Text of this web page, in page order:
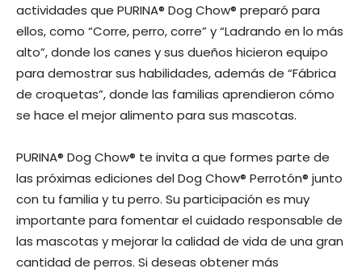
actividades que PURINA® Dog Chow® preparó para
ellos, como “Corre, perro, corre” y “Ladrando en lo más
alto”, donde los canes y sus dueños hicieron equipo
para demostrar sus habilidades, además de “Fábrica
de croquetas”, donde las familias aprendieron cómo
se hace el mejor alimento para sus mascotas.
PURINA® Dog Chow® te invita a que formes parte de
las próximas ediciones del Dog Chow® Perrotón® junto
con tu familia y tu perro. Su participación es muy
importante para fomentar el cuidado responsable de
las mascotas y mejorar la calidad de vida de una gran
cantidad de perros. Si deseas obtener más